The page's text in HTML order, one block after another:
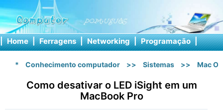
| Home | Ferragens | Networking | Programação |
* Conhecimento computador >> Sistemas >> Mac OS
Como desativar o LED iSight em um
MacBook Pro